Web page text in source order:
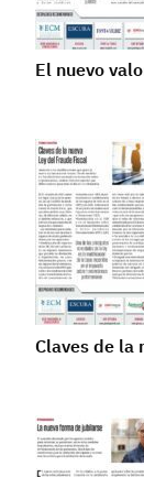
El nuevo
Claves de la